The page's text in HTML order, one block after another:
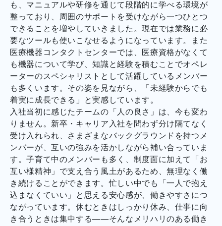
も、マニュアルや研修を通じて段階的に学べる環境が
整っており、周囲のサポートを受けながら一つひとつ
できることを増やしていきました。現在では業務に必
要なツールも使いこなせるようになっています。また
医療機器コンタクトセンターでは、医療資格がなくて
も機器について学び、知識と経験を積むことでオペレ
ーターのスペシャリストとして活躍しているメンバー
も多くいます。その姿を見ながら、「未経験からでも
着実に成長できる」と実感しています。
入社当初に感じたチームの「人の良さ」は、今も変わ
りません。新卒・キャリア入社を問わず分け隔てなく
受け入れられ、さまざまなバックグラウンドを持つメ
ンバーが、互いの強みを活かしながら補い合っていま
す。子育て中のメンバーも多く、制度面に加えて「お
互い様精神」で支え合う風土があるため、無理なく働
き続けることができます。忙しい中でも「一人で抱え
込まなくていい」と思える安心感が、働きやすさにつ
ながっています。休むときはしっかり休み、仕事に向
き合うときは集中する――そんなメリハリのある働き